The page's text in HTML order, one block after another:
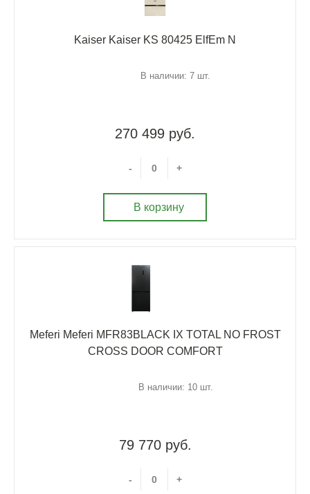
Kaiser Kaiser KS 80425 ElfEm N
В наличии: 7 шт.
270 499 руб.
- +
В корзину
Meferi Meferi MFR83BLACK IX TOTAL NO FROST
CROSS DOOR COMFORT
В наличии: 10 шт.
79 770 руб.
- +